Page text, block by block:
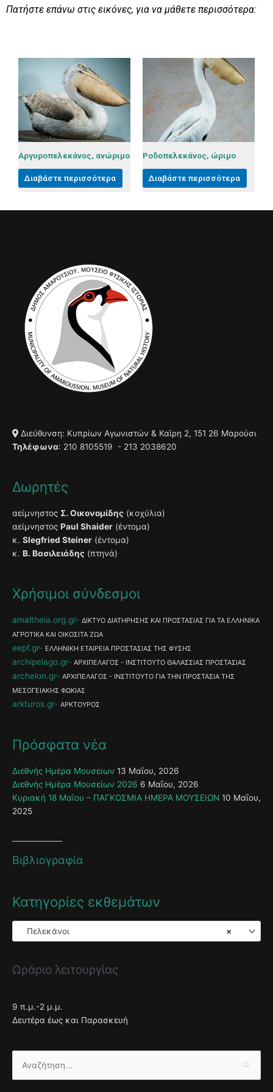
Πατήστε επάνω στις εικόνες, για να μάθετε περισσότερα:
Αργυροπελεκάνος, ανώριμο
Διαβάστε περισσότερα
Ροδοπελεκάνος, ώριμο
Διαβάστε περισσότερα
Διεύθυνση: Κυπρίων Αγωνιστών & Καϊρη 2, 151 26 Μαρούσι
Τηλέφωνα: 210 8105519 - 213 2038620
Δωρητές
αείμνηστος Σ. Οικονομίδης (κοχύλια)
αείμνηστος Paul Shaider (έντομα)
κ. Slegfried Steiner (έντομα)
κ. Β. Βασιλειάδης (πτηνά)
Χρήσιμοι σύνδεσμοι
amaltheia.org.gr
ΔΙΚΤΥΟ ΔΙΑΤΗΡΗΣΗΣ ΚΑΙ ΠΡΟΣΤΑΣΙΑΣ ΓΙΑ ΤΑ ΕΛΛΗΝΙΚΑ
ΑΓΡΟΤΙΚΑ ΚΑΙ ΟΙΚΟΣΙΤΑ ΖΩΑ
eepf.gr ΕΛΛΗΝΙΚΗ ΕΤΑΙΡΕΙΑ ΠΡΟΣΤΑΣΙΑΣ ΤΗΣ ΦΥΣΗΣ
archipelago.gr ΑΡΧΙΠΕΛΑΓΟΣ - ΙΝΣΤΙΤΟΥΤΟ ΘΑΛΑΣΣΙΑΣ ΠΡΟΣΤΑΣΙΑΣ
archelon.gr
ΑΡΧΙΠΕΛΑΓΟΣ - ΙΝΣΤΙΤΟΥΤΟ ΓΙΑ ΤΗΝ ΠΡΟΣΤΑΣΙΑ ΤΗΣ
ΜΕΣΟΓΕΙΑΚΗΣ ΦΩΚΙΑΣ
arkturos.gr ΑΡΚΤΟΥΡΟΣ
Πρόσφατα νέα
Διεθνής Ημέρα Μουσείων 13 Μαΐου, 2026
Διεθνής Ημέρα Μουσείων 2026 6 Μαΐου, 2026
Κυριακή 18 Μαΐου – ΠΑΓΚΟΣΜΙΑ ΗΜΕΡΑ ΜΟΥΣΕΙΩΝ 10 Μαΐου,
2025
Βιβλιογραφία
Κατηγορίες εκθεμάτων
×
Πελεκάνοι
Ωράριο λειτουργίας
9 π.μ.-2 μ.μ.
Δευτέρα έως και Παρασκευή
Αναζήτηση
για: